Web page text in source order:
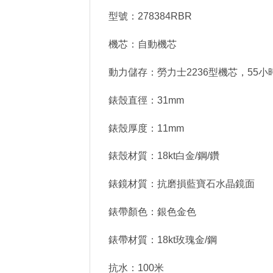
型號：278384RBR
機芯：自動機芯
動力儲存：勞力士2236型機芯，55小
錶殼直徑：31mm
錶殼厚度：11mm
錶殼材質：18kt白金/鋼/鑽
錶鏡材質：抗磨損藍寶石水晶鏡面
錶帶顏色：銀色金色
錶帶材質：18kt玫瑰金/鋼
抗水：100米